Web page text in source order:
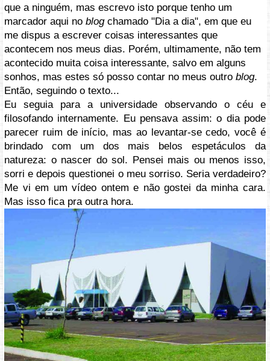
que a ninguém, mas escrevo isto porque tenho um
marcador aqui no blogchamado "Dia a dia", em que eu
me dispus a escrever coisas interessantes que
acontecem nos meus dias. Porém, ultimamente, não tem
acontecido muita coisa interessante, salvo em alguns
sonhos, mas estes só posso contar no meus outro blog.
Então, seguindo o texto...
Eu seguia para a universidade observando o céu e
filosofando internamente. Eu pensava assim: o dia pode
parecer ruim de início, mas ao levantar-se cedo, você é
brindado com um dos mais belos espetáculos da
natureza: o nascer do sol. Pensei mais ou menos isso,
sorri e depois questionei o meu sorriso. Seria verdadeiro?
Me vi em um vídeo ontem e não gostei da minha cara.
Mas isso fica pra outra hora.